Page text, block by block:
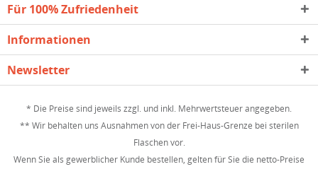
Für 100% Zufriedenheit
Informationen
Newsletter
* Die Preise sind jeweils zzgl. und inkl. Mehrwertsteuer angegeben.
** Wir behalten uns Ausnahmen von der Frei-Haus-Grenze bei sterilen
Flaschen vor.
Wenn Sie als gewerblicher Kunde bestellen, gelten für Sie die netto-Preise